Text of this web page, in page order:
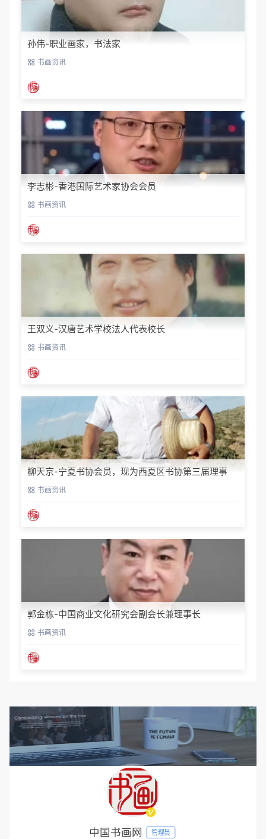
孙伟-职业画家，书法家
书画资讯
李志彬-香港国际艺术家协会会员
书画资讯
王双义-汉唐艺术学校法人代表校长
书画资讯
柳天京-宁夏书协会员，现为西夏区书协第三届理事
书画资讯
郭金栋-中国商业文化研究会副会长兼理事长
书画资讯
中国书画网 管理员